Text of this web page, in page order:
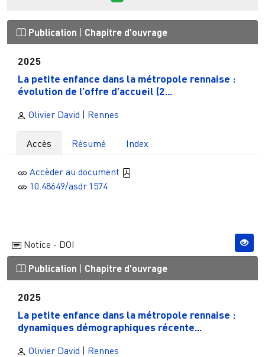
Publication Chapitre d'ouvrage
2025
La petite enfance dans la métropole rennaise :
évolution de l’offre d’accueil (2...
Olivier David | Rennes
Accès Résumé Index
Accèder au document
10.48649/asdr.1574
Notice - DOI
Publication Chapitre d'ouvrage
2025
La petite enfance dans la métropole rennaise :
dynamiques démographiques récente...
Olivier David | Rennes